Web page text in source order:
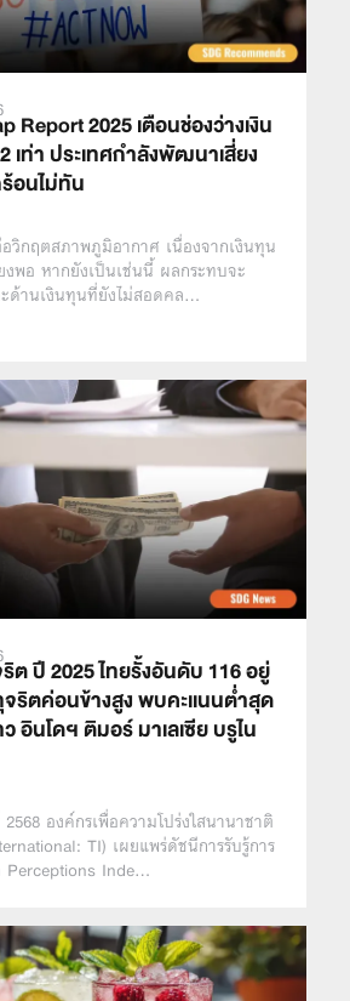
Report 2025 เตือนช่องว่างเงิน
เท่า ประเทศกำลังพัฒนาเสี่ยง
อนไม่ทัน
วิกฤตสภาพภูมิอากาศ เนื่องจากเงินทุน
งพอ หากยังเป็นเช่นนี้ ผลกระทบจะ
ะด้านเงินทุนที่ยังไม่สอดคล…
ต ปี 2025 ไทยรั้งอันดับ 116 อยู่
ริตค่อนข้างสูง พบคะเเนนต่ำสุด
อินโดฯ ติมอร์ มาเลเซีย บรูไน
องค์กรเพื่อความโปร่งใสนานาชาติ
TI) เผยแพร่ดัชนีการรับรู้การ
Inde…